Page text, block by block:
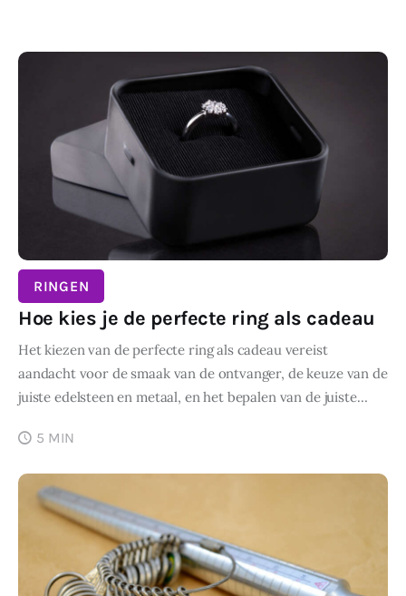
RINGEN
Hoe kies je de perfecte ring als cadeau
Het kiezen van de perfecte ring als cadeau vereist
aandacht voor de smaak van de ontvanger, de keuze van de
juiste edelsteen en metaal, en het bepalen van de juiste…
5 MIN